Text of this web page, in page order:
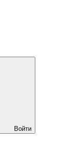
Войти